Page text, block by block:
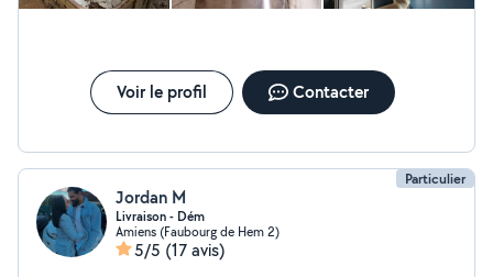
Voir le profil Contacter
Particulier
Jordan M
Livraison - Dém
Amiens (Faubourg de Hem 2)
5/5 (17 avis)